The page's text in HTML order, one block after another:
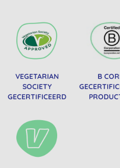
VEGETARIAN
SOCIETY
GECERTIFICEERD
B